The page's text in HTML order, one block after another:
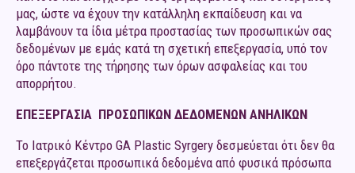
μας, ώστε να έχουν την κατάλληλη εκπαίδευση και να
λαμβάνουν τα ίδια μέτρα προστασίας των προσωπικών σας
δεδομένων με εμάς κατά τη σχετική επεξεργασία, υπό τον
όρο πάντοτε της τήρησης των όρων ασφαλείας και του
απορρήτου.
ΕΠΕΞΕΡΓΑΣΙΑ ΠΡΟΣΩΠΙΚΩΝ ΔΕΔΟΜΕΝΩΝ ΑΝΗΛΙΚΩΝ
Το Ιατρικό Κέντρο GA Plastic Syrgery δεσμεύεται ότι δεν θα
επεξεργάζεται προσωπικά δεδομένα από φυσικά πρόσωπα